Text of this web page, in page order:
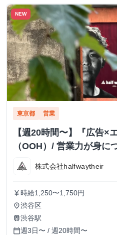
NEW
東京都 営業
【週20時間〜】『広告×
（OOH）/ 営業力が身に
株式会社halfwaytheir
currency_yen 時給1,250〜1,750円
place渋谷区
train渋谷駅
calendar_today週3日〜 / 週20時間〜